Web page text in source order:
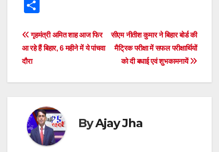
s
A
p
e
b
o
er e
n
er
a
d
s
gr
a
m
e
dI
n
di
t
ar
e
Post
navigation
सीएम नीतीश कुमार ने बिहार बोर्ड की
मैट्रिक परीक्षा में सफल परीक्षार्थियों
को दी बधाई एवं शुभकामनायें
गृहमंत्री अमित शाह आज फिर
आ रहे हैं बिहार, 6 महीने में ये पांचवा
दौरा
ByAjay Jha